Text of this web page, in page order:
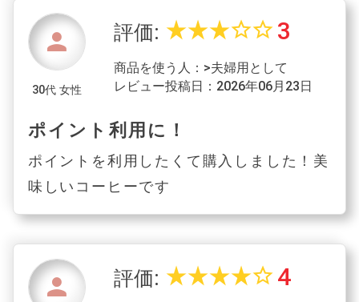
person
30代 女性
評価: star_ratestar_ratestar_ratestar_borderstar_border 3
商品を使う人：>夫婦用として
レビュー投稿日：2026年06月23日
ポイント利用に！
ポイントを利用したくて購入しました！美
味しいコーヒーです
person 評価: star_ratestar_ratestar_ratestar_ratestar_border 4